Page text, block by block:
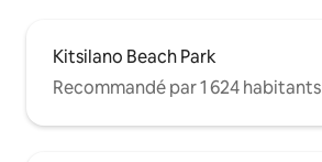
Kitsilano Beach Park
Recommandé par 1 624 habitants